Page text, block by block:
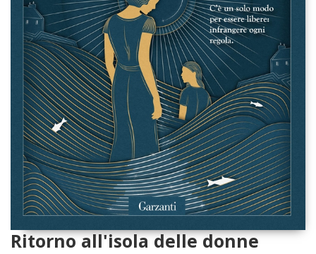
Ritorno all'isola delle donne